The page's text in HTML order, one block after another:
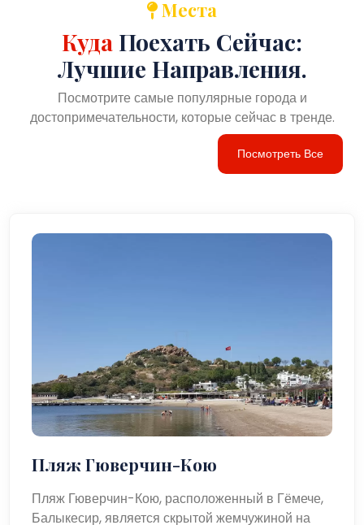
Места
Куда Поехать Сейчас:
Лучшие Направления.
Посмотрите самые популярные города и
достопримечательности, которые сейчас в тренде.
Посмотреть Все
Пляж Гюверчин-Кою
Пляж Гюверчин-Кою, расположенный в Гёмече,
Балыкесир, является скрытой жемчужиной на